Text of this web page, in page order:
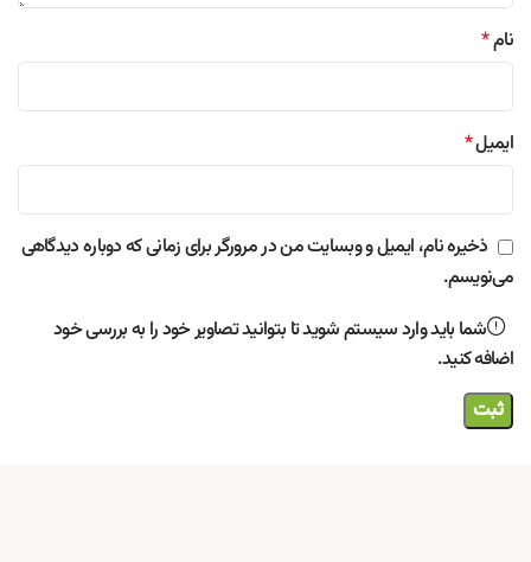
نام*
ایمیل*
ذخیره نام، ایمیل و وبسایت من در مرورگر برای زمانی که دوباره دیدگاهی
می‌نویسم.
شما باید وارد سیستم شوید تا بتوانید تصاویر خود را به بررسی خود
اضافه کنید.